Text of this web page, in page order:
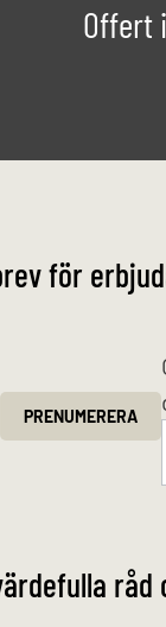
Offert
för
PRENUMERERA